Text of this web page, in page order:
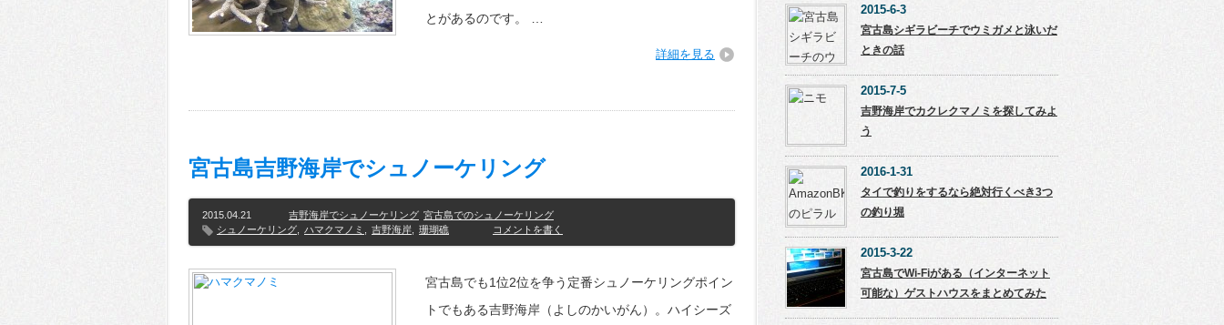
とがあるのです。 …
詳細を見る
宮古島吉野海岸でシュノーケリング
2015.04.21 吉野海岸でシュノーケリング 宮古島でのシュノーケリング
シュノーケリング
ハマクマノミ 吉野海岸 珊瑚礁 コメントを書く
宮古島でも1位2位を争う定番シュノーケリングポイン
トでもある吉野海岸（よしのかいがん）。ハイシーズ
2015-6-3
宮古島シギラビーチでウミガメと泳いだ
ときの話
2015-7-5
吉野海岸でカクレクマノミを探してみよ
う
2016-1-31
タイで釣りをするなら絶対行くべき3つ
の釣り堀
2015-3-22
宮古島でWi-Fiがある（インターネット
可能な）ゲストハウスをまとめてみた